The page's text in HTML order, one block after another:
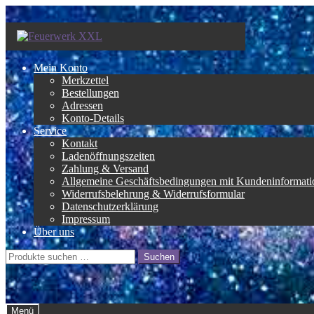
Zur
Navigation
springen
Zum
Inhalt
springen
Mein Konto
Merkzettel
Bestellungen
Adressen
Konto-Details
Service
Kontakt
Ladenöffnungszeiten
Zahlung & Versand
Allgemeine Geschäftsbedingungen mit
Widerrufsbelehrung & Widerrufsformular
Datenschutzerklärung
Impressum
Über uns
Suche
nach:
Suchen
Menü